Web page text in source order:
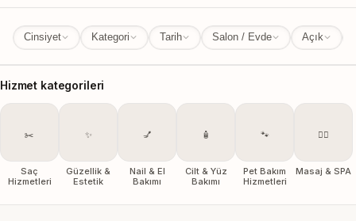
Cinsiyet Kategori Tarih Salon / Evde Açık
Hizmet kategorileri
✂️
Saç
Hizmetleri
✨
Güzellik &
Estetik
💅
Nail & El
Bakımı
🧴
Cilt & Yüz
Bakımı
🐾
Pet Bakım
Hizmetleri
💆‍♀️
Masaj & SPA